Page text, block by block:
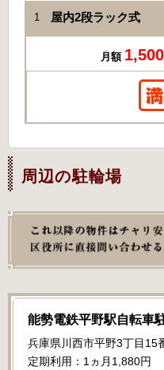
1 屋内2段ラック式
月額
周辺の駐輪場
能勢電鉄平野駅自転車
兵庫県川西市平野3丁目15
定期利用：1ヵ月1,880円